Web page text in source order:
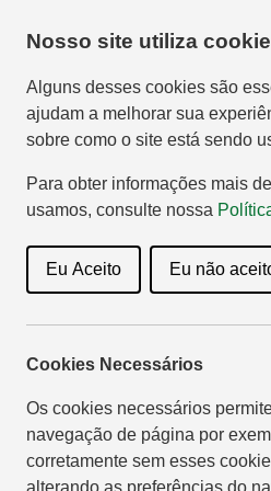
Nosso site utiliza
Alguns desses cookies são
ajudam a melhorar sua
sobre como o site está sendo
Para obter informações mais
usamos, consulte nossa
Eu Aceito Eu não
Cookies Necessários
Os cookies necessários
navegação de página por
corretamente sem esses
alterando as preferências do